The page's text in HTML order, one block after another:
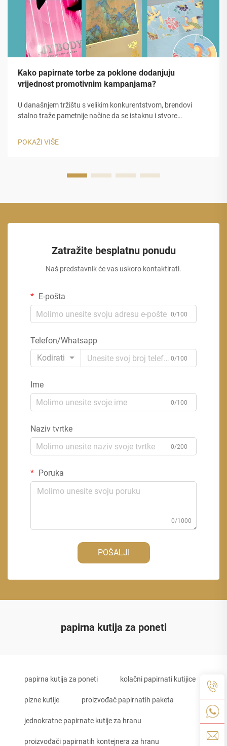
Kako papirnate torbe za poklone dodanjuju
vrijednost promotivnim kampanjama?
U današnjem tržištu s velikim konkurentstvom, brendovi
stalno traže pametnije načine da se istaknu i stvore
od samo popusta ili digitalnih oglasa zahtijevaju fizičke točke
POKAŽI VIŠE
Zatražite besplatnu ponudu
Naš predstavnik će vas uskoro kontaktirati.
E-pošta
0/100
Telefon/Whatsapp
Kodirati
0/100
Ime
0/100
Naziv tvrtke
0/200
Poruka
0/1000
POŠALJI
papirna kutija za poneti
papirna kutija za poneti kolačni papirnati kutijice
pizne kutije proizvođač papirnatih paketa
jednokratne papirnate kutije za hranu
proizvođači papirnatih kontejnera za hranu